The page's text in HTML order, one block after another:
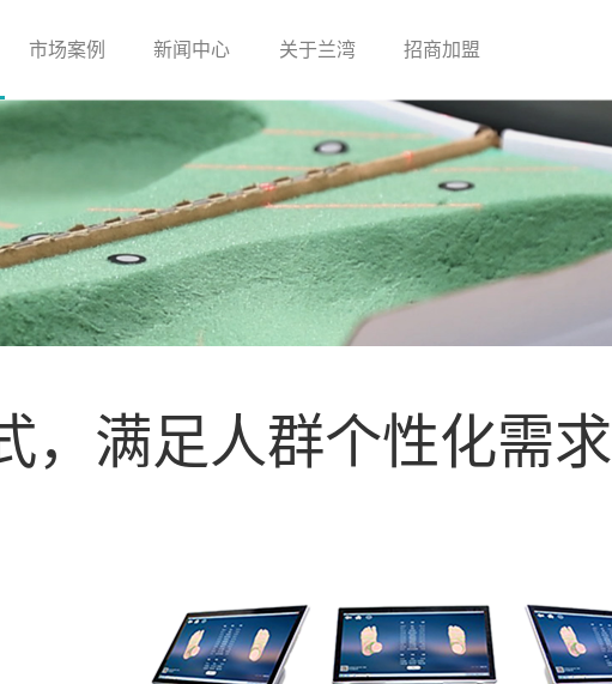
市场案例 新闻中心 关于兰湾 招商加盟
，满足人群个性化需求